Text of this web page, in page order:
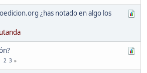
¿has notado en algo los
2 3